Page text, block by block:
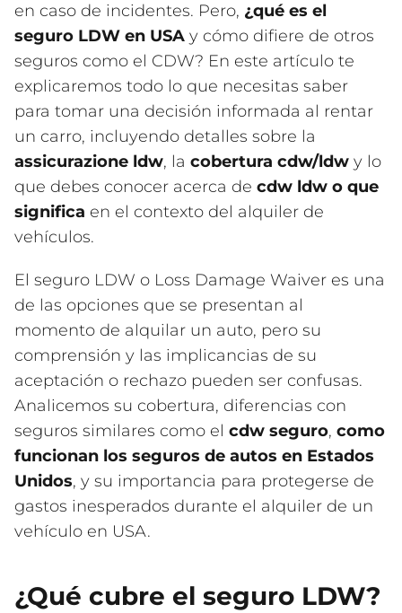
en caso de incidentes. Pero, ¿qué es el
seguro LDW en USA y cómo difiere de otros
seguros como el CDW? En este artículo te
explicaremos todo lo que necesitas saber
para tomar una decisión informada al rentar
un carro, incluyendo detalles sobre la
assicurazione ldw, la cobertura cdw/ldw y lo
que debes conocer acerca de cdw ldw o que
significa en el contexto del alquiler de
vehículos.
El seguro LDW o Loss Damage Waiver es una
de las opciones que se presentan al
momento de alquilar un auto, pero su
comprensión y las implicancias de su
aceptación o rechazo pueden ser confusas.
Analicemos su cobertura, diferencias con
seguros similares como el cdw seguro, como
funcionan los seguros de autos en Estados
Unidos, y su importancia para protegerse de
gastos inesperados durante el alquiler de un
vehículo en USA.
¿Qué cubre el seguro LDW?